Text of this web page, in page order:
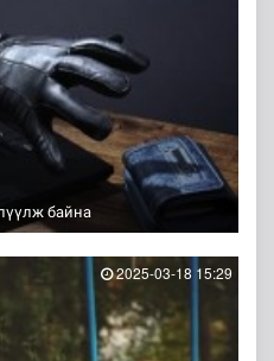
байна
2025-03-18 15:29